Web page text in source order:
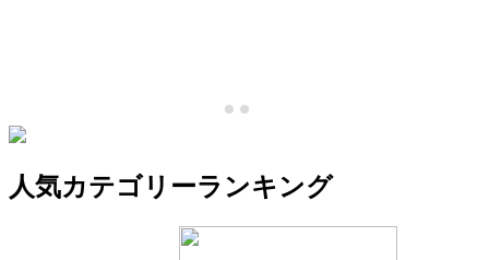
人気カテゴリーランキング